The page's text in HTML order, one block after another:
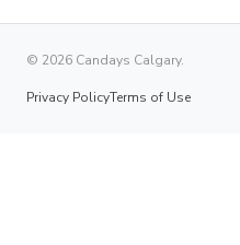
© 2026 Candays Calgary.
Privacy PolicyTerms of Use